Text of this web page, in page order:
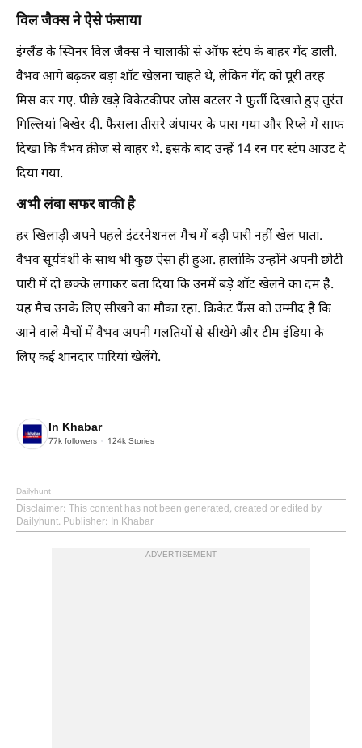
विल जैक्स ने ऐसे फंसाया
इंग्लैंड के स्पिनर विल जैक्स ने चालाकी से ऑफ स्टंप के बाहर गेंद डाली.
वैभव आगे बढ़कर बड़ा शॉट खेलना चाहते थे, लेकिन गेंद को पूरी तरह
मिस कर गए. पीछे खड़े विकेटकीपर जोस बटलर ने फुर्ती दिखाते हुए तुरंत
गिल्लियां बिखेर दीं. फैसला तीसरे अंपायर के पास गया और रिप्ले में साफ
दिखा कि वैभव क्रीज से बाहर थे. इसके बाद उन्हें 14 रन पर स्टंप आउट दे
दिया गया.
अभी लंबा सफर बाकी है
हर खिलाड़ी अपने पहले इंटरनेशनल मैच में बड़ी पारी नहीं खेल पाता.
वैभव सूर्यवंशी के साथ भी कुछ ऐसा ही हुआ. हालांकि उन्होंने अपनी छोटी
पारी में दो छक्के लगाकर बता दिया कि उनमें बड़े शॉट खेलने का दम है.
यह मैच उनके लिए सीखने का मौका रहा. क्रिकेट फैंस को उम्मीद है कि
आने वाले मैचों में वैभव अपनी गलतियों से सीखेंगे और टीम इंडिया के
लिए कई शानदार पारियां खेलेंगे.
In Khabar
77k followers 124k Stories
Dailyhunt
Disclaimer: This content has not been generated, created or edited by
Dailyhunt. Publisher: In Khabar
ADVERTISEMENT